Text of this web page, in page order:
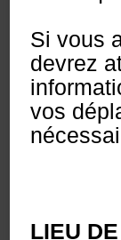
Si vous
devrez
vos
LIEU